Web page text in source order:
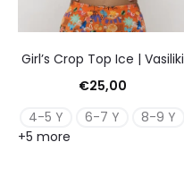
Girl’s Crop Top Ice | Vasiliki
€25,00
4-5 Y
6-7 Y
8-9 Y
+5 more